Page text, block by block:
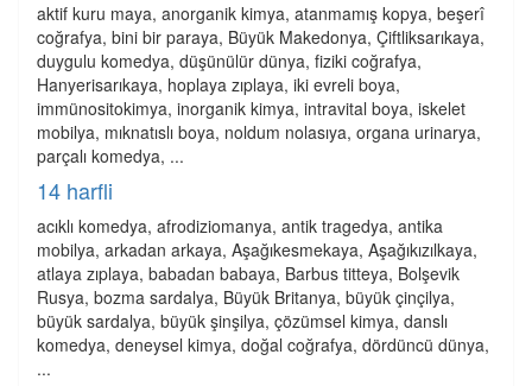
aktif kuru maya, anorganik kimya, atanmamış kopya, beşerî
coğrafya, bini bir paraya, Büyük Makedonya, Çiftliksarıkaya,
duygulu komedya, düşünülür dünya, fiziki coğrafya,
Hanyerisarıkaya, hoplaya zıplaya, iki evreli boya,
immünositokimya, inorganik kimya, intravital boya, iskelet
mobilya, mıknatıslı boya, noldum nolasıya, organa urinarya,
parçalı komedya, ...
14 harfli
acıklı komedya, afrodiziomanya, antik tragedya, antika
mobilya, arkadan arkaya, Aşağıkesmekaya, Aşağıkızılkaya,
atlaya zıplaya, babadan babaya, Barbus titteya, Bolşevik
Rusya, bozma sardalya, Büyük Britanya, büyük çinçilya,
büyük sardalya, büyük şinşilya, çözümsel kimya, danslı
komedya, deneysel kimya, doğal coğrafya, dördüncü dünya,
...